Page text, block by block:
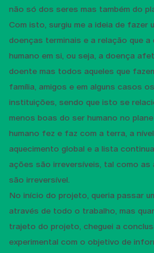
não só dos seres mas também do
Com isto, surgiu me a ideia de fazer
doenças terminais e a relação que
humano em si, ou seja, a doença
doente mas todos aqueles que
família, amigos e em alguns casos
instituições, sendo que isto se
menos boas do ser humano no
humano fez e faz com a terra, a
aquecimento global e a lista
ações são irreversíveis, tal como as
são irreversível.
No início do projeto, queria passar
através de todo o trabalho, mas
trajeto do projeto, cheguei a
experimental com o objetivo de